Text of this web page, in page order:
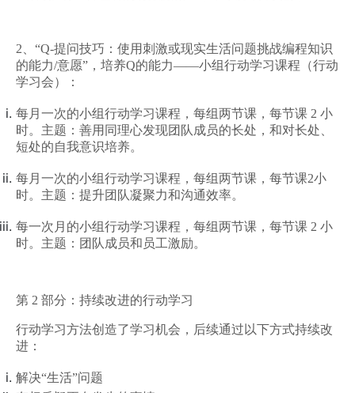
2、 “Q-提问技巧： 使用刺激或现实生活问题挑战编程知识
的能力/意愿”， 培养Q的能力——小组行动学习课程（行动
学习会）：
每月一次的小组行动学习课程，每组两节课，每节课 2 小
时。主题：善用同理心发现团队成员的长处，和对长处、
短处的自我意识培养。
每月一次的小组行动学习课程，每组两节课，每节课2小
时。主题：提升团队凝聚力和沟通效率。
每一次月的小组行动学习课程，每组两节课，每节课 2 小
时。主题：团队成员和员工激励。
第 2 部分：持续改进的行动学习
行动学习方法创造了学习机会，后续通过以下方式持续改
进：
解决“生活”问题